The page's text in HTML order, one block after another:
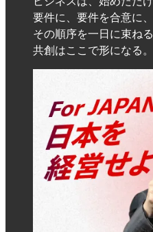
要件に、要件を合意に
その順序を一日に束ねる
共創はここで形になる。